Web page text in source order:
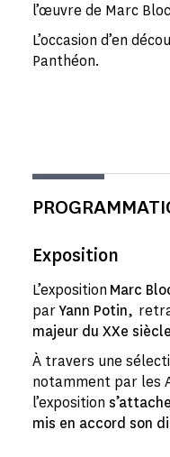
l’œuvre de Marc
L’occasion d’en
Panthéon.
Exposition
L’exposition Marc
parYann Potin,
majeur du XXe
À travers une
notamment par les
l’exposition
mis en accord son